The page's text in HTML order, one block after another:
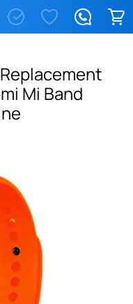
Mi Band